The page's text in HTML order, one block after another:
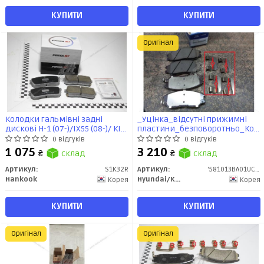
КУПИТИ КУПИТИ
Колодки гальмівні задні
дискові H-1 (07-)/IX55 (08-)/ KIA
Sorento (15-) (металокерамічні)
(SP1691) (S1K32R) FRIXA
0 відгуків
1 075 ₴ склад
Артикул:
S1K32R
Hankook
Корея
КУПИТИ
_Уцінка_відсутні прижимні
гальмівні передні Equus (-06)
(58101-3BA01) Mobis
0 відгуків
3 210 ₴ склад
Артикул:
'581013BA01UCENKA
Hyundai/Kia/Mobis
Корея
КУПИТИ
Оригінал
Оригінал Оригінал